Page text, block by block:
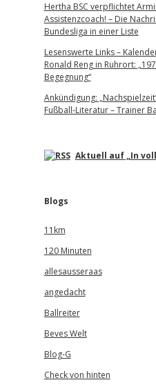
Hertha BSC verpflichtet
Assistenzcoach! – Die
Bundesliga in einer Liste
Lesenswerte Links –
Ronald Reng in Ruhrort:
Begegnung“
Ankündigung:
Fußball-Literatur – Trainer
Aktuell auf „In
Blogs
11km
120 Minuten
allesausseraas
angedacht
Ballreiter
Beves Welt
Blog-G
Check von hinten